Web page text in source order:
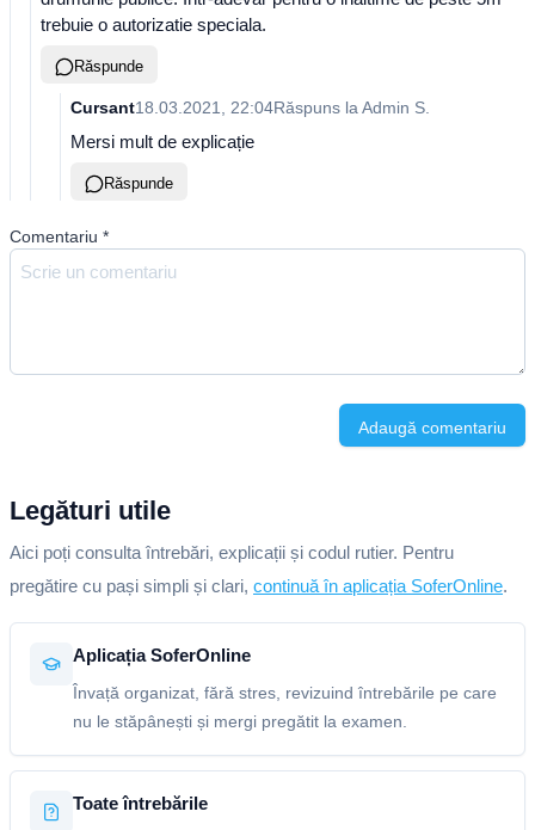
trebuie o autorizatie speciala.
Răspunde
Cursant18.03.2021, 22:04Răspuns la Admin S.
Mersi mult de explicație
Răspunde
Comentariu *
Adaugă comentariu
Legături utile
Aici poți consulta întrebări, explicații și codul rutier. Pentru
pregătire cu pași simpli și clari, continuă în aplicația SoferOnline.
Aplicația SoferOnline
Învață organizat, fără stres, revizuind întrebările pe care
nu le stăpânești și mergi pregătit la examen.
Toate întrebările